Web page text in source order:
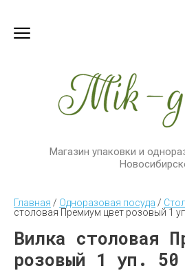
Магазин упаковки и
Главная / Одноразовая посуда /
столовая Премиум цвет розовый 1
Вилка столовая
розовый 1 уп.